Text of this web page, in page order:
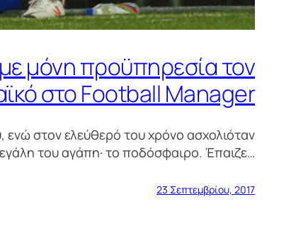
μόνη προϋπηρεσία τον
στο Football Manager
στον ελεύθερό του χρόνο ασχολιόταν
του αγάπη· το ποδόσφαιρο. Έπαιζε…
23 Σεπτεμβρίου, 2017